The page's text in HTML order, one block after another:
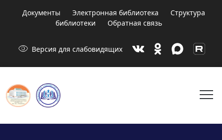
Документы Электронная библиотека
Структура
библиотеки
Обратная связь
visibility Версия для слабовидящих
menu